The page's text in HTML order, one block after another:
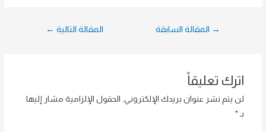
→ المقالة السابقة المقالة التالية ←
اترك تعليقاً
لن يتم نشر عنوان بريدك الإلكتروني. الحقول الإلزامية مشار إليها
بـ *